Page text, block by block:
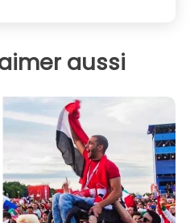
aussi